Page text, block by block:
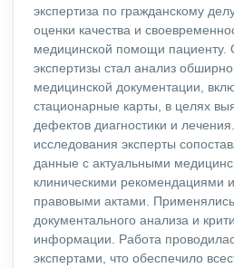
экспертиза по гражданскому
оценки качества и
медицинской помощи пациенту.
экспертизы стал анализ
медицинской документации,
стационарные карты, в целях
дефектов диагностики и
исследования эксперты
данные с актуальными
клиническими рекомендациями
правовыми актами.
документального анализа и
информации. Работа
экспертами, что обеспечило